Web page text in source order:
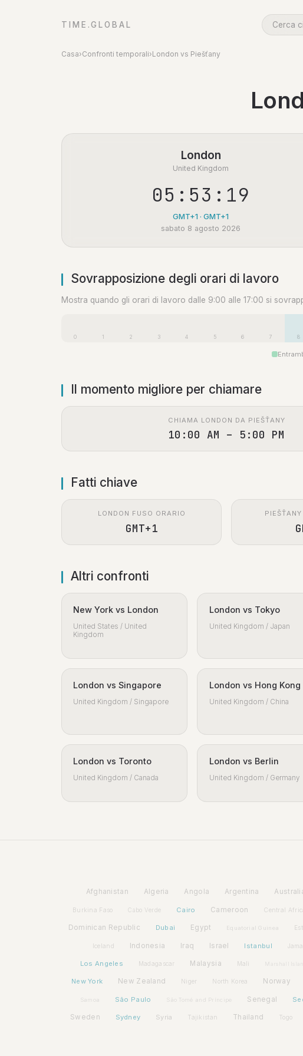
TIME.GLOBAL
Casa›Confronti temporali›London vs Piešťany
London
United Kingdom
05:53:20
GMT+1 · GMT+1
sabato 8 agosto 2026
Sovrapposizione degli orari di lavoro
Mostra quando gli orari di lavoro dalle 9:00 alle 17:00 si
0 1 2 3 4 5 6 7 8
Il momento migliore per chiamare
CHIAMA LONDON DA PIEŠŤANY
10:00 AM – 5:00 PM
Fatti chiave
LONDON FUSO ORARIO
GMT+1
Altri confronti
New York vs London
United States / United
Kingdom
London vs Tokyo
United Kingdom / Japan
London vs Singapore
United Kingdom / Singapore
London vs Hong Kong
United Kingdom / China
London vs Toronto
United Kingdom / Canada
London vs Berlin
United Kingdom / Germany
Afghanistan Algeria Angola Argentina
Burkina Faso Cabo Verde Cairo Cameroon Central
Dominican Republic Dubai Egypt Equatorial Guinea
Iceland Indonesia Iraq Israel Istanbul
Los Angeles Madagascar Malaysia Mali
New York New Zealand Niger North Korea Norway
Samoa São Paulo São Tomé and Príncipe Senegal
Sweden Sydney Syria Tajikistan Thailand Togo